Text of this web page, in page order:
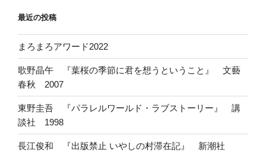
最近の投稿
まろまろアワード2022
歌野晶午 『葉桜の季節に君を想うということ』 文藝
春秋 2007
東野圭吾 『パラレルワールド・ラブストーリー』 講
談社 1998
長江俊和 『出版禁止 いやしの村滞在記』 新潮社